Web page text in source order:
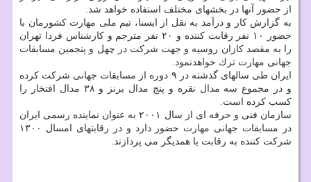
از حضور آنها در بخشهای مختلف استفاده خواهد شد.
به گزارش كار و درآمد به نقل از ایسنا، تیم ملی مهارت كشورمان با
حضور ۱۰ نفر رقابت كننده و ۲۰ نفر مترجم و كارشناس فردا تهران
را به مقصد كازان روسیه و جهت شركت در چهل و پنجمین مسابقات
جهانی مهارت ترك خواهدنمود.
ایران طی سالهای گذشته در ۹ دوره از مسابقات جهانی شركت كرده
و در مجموع سه مدال نقره و پنج مدال برنز و ۳۸ مدال افتخار را
كسب كرده است.
سازمان فنی و حرفه ای از سال ۲۰۰۱ به عنوان نماینده رسمی ایران
در مسابقات جهانی مهارت حضور دارد و در رقابتهای امسال ۱۳۰۰
شركت كننده به رقابت با همدیگر می پردازند.